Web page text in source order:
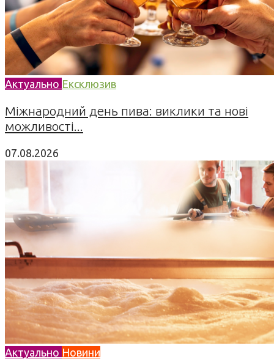
Актуально Ексклюзив
Міжнародний день пива: виклики та нові
можливості...
07.08.2026
Актуально Новини